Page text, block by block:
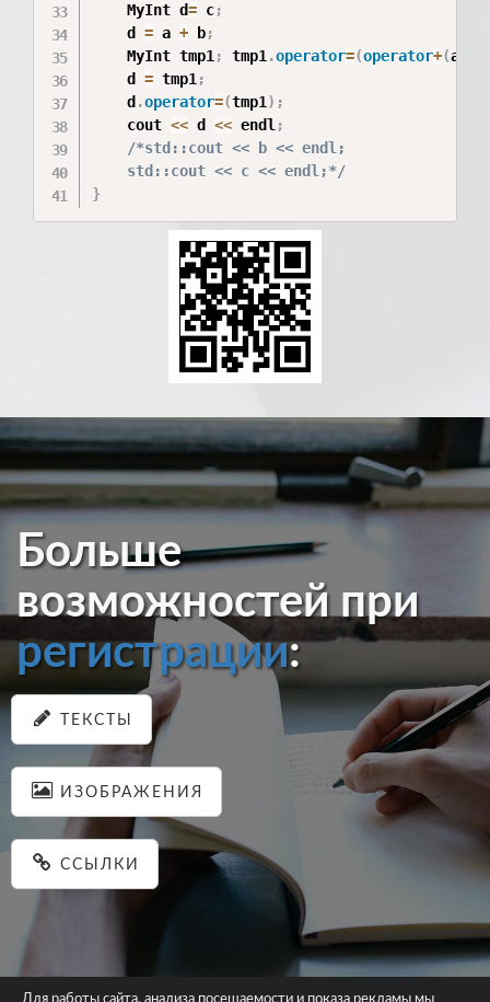
    MyInt d
= c;
    d
= a + b;
    MyInt tmp1
; tmp1 .operator=(operator+(a
    d
= tmp1 ;
    d
.operator=(tmp1 ) ;
    cout
<< d << endl ;
/*std::cout << b << endl;
    std::cout << c << endl;*/
}
Больше
возможностей при
регистрации:
ТЕКСТЫ
ИЗОБРАЖЕНИЯ
ССЫЛКИ